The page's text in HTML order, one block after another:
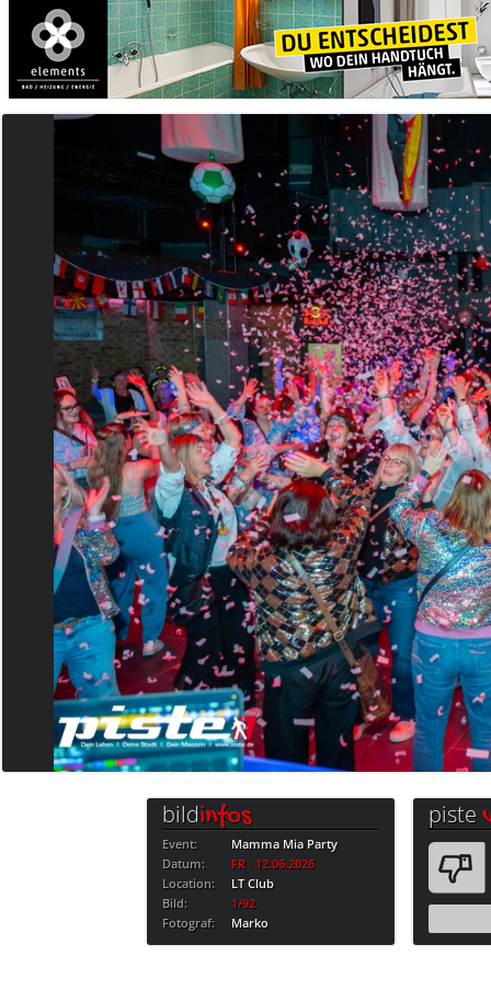
bildinfos
Event:
Mamma Mia Party
Datum:
FR · 12.06.2026
Location:
LT Club
Bild:
1/92
Fotograf:
Marko
piste